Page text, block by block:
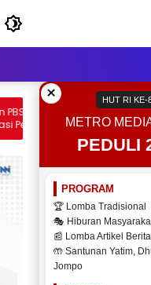
× HUT RI KE-
METRO
PEDULI
PROGRAM
🏆 Lomba Tradisional
🎭 Hiburan
📰 Lomba Artikel Berita
🤲 Santunan Yatim,
Jompo
“Marturi”,
Ditinggalkan
Lewat Lomba